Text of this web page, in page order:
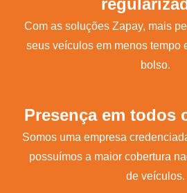
Com as soluções Zapay, mais
seus veículos em menos tempo
bolso.
Presença em todos
Somos uma empresa
possuímos a maior cobertura
de veículos.